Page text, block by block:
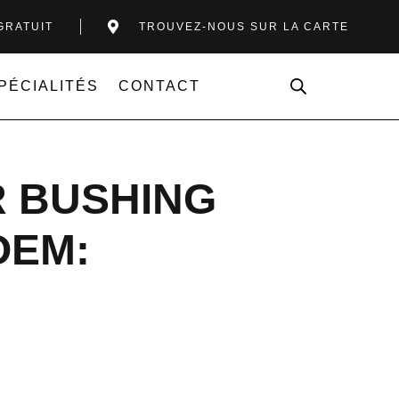
TROUVEZ-NOUS SUR LA CARTE
CONTACT
BUSHING